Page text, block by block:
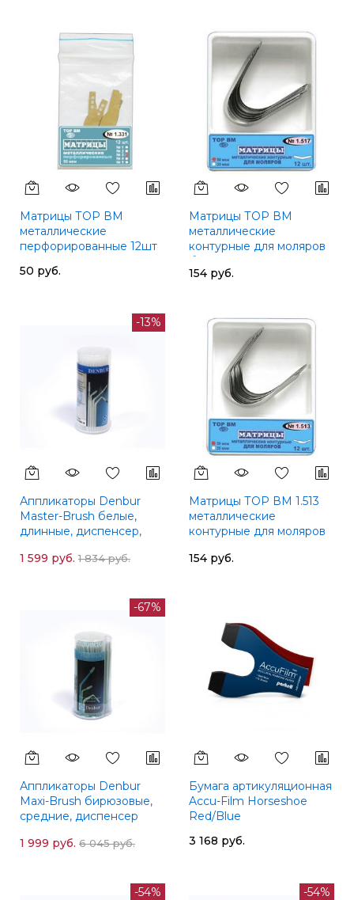
Матрицы ТОР ВМ
металлические
перфорированные 12шт
50 руб.
Матрицы ТОР ВМ
металлические
контурные для моляров
без выступа, 50 мкм
154 руб.
-13%
Аппликаторы Denbur
Master-Brush белые,
длинные, диспенсер,
1 599 руб. 1 834 руб.
Матрицы ТОР ВМ 1.513
металлические
контурные для моляров
154 руб.
-67%
Аппликаторы Denbur
Maxi-Brush бирюзовые,
средние, диспенсер
1 999 руб. 6 045 руб.
Бумага артикуляционная
Accu-Film Horseshoe
Red/Blue
3 168 руб.
-54% -54%